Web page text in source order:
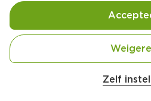
Handige informatie over
Nutri-Score B
Belangrijke
Zelf